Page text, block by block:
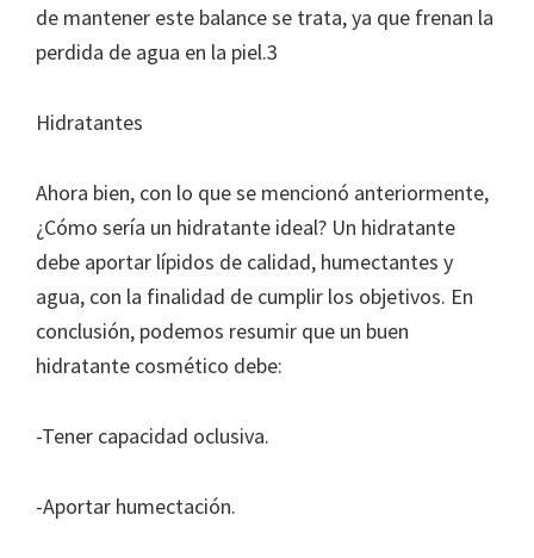
de mantener este balance se trata, ya que frenan la
perdida de agua en la piel.3
Hidratantes
Ahora bien, con lo que se mencionó anteriormente,
¿Cómo sería un hidratante ideal? Un hidratante
debe aportar lípidos de calidad, humectantes y
agua, con la finalidad de cumplir los objetivos. En
conclusión, podemos resumir que un buen
hidratante cosmético debe:
-Tener capacidad oclusiva.
-Aportar humectación.